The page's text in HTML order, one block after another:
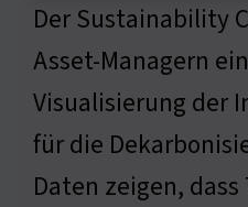
Der Sustainability
Asset-Managern
Visualisierung der
für die
Daten zeigen,